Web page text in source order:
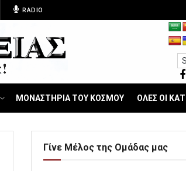
RADIO
ΜΟΝΑΣΤΗΡΙΑ ΤΟΥ ΚΟΣΜΟΥ ΟΛΕΣ ΟΙ
Γίνε Μέλος της Ομάδας μας